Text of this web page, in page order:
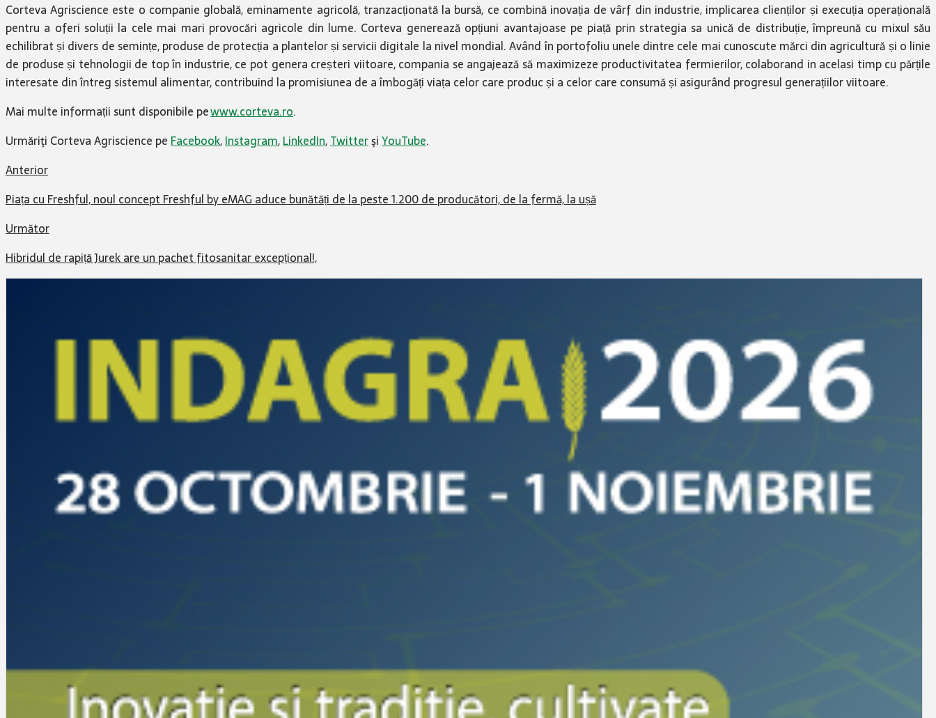
Corteva Agriscience este o companie globală, eminamente agricolă, tranzacționată la bursă, ce combină inovația de vârf din industrie, implicarea clienților și execuția operațională
pentru a oferi soluții la cele mai mari provocări agricole din lume. Corteva generează opțiuni avantajoase pe piață prin strategia sa unică de distribuție, împreună cu mixul său
echilibrat și divers de semințe, produse de protecția a plantelor și servicii digitale la nivel mondial. Având în portofoliu unele dintre cele mai cunoscute mărci din agricultură și o linie
de produse și tehnologii de top în industrie, ce pot genera creșteri viitoare, compania se angajează să maximizeze productivitatea fermierilor, colaborand in acelasi timp cu părțile
interesate din întreg sistemul alimentar, contribuind la promisiunea de a îmbogăți viața celor care produc și a celor care consumă și asigurând progresul generațiilor viitoare.
Mai multe informații sunt disponibile pewww.corteva.ro.
Urmăriţi Corteva Agriscience peFacebook,Instagram,LinkedIn,TwitterşiYouTube.
Anterior
Piața cu Freshful, noul concept Freshful by eMAG aduce bunătăți de la peste 1.200 de producători, de la fermă, la ușă
Următor
Hibridul de rapiță Jurek are un pachet fitosanitar excepțional!,